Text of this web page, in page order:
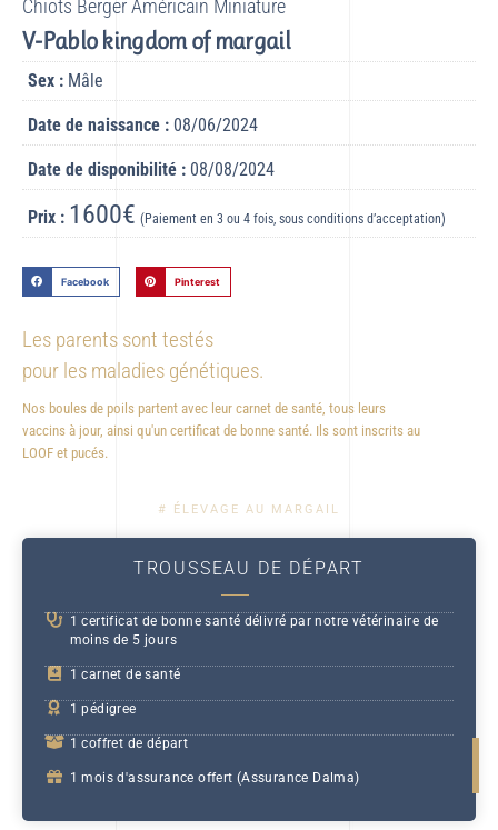
Chiots Berger Américain Miniature
V-Pablo kingdom of margail
Sex : Mâle
Date de naissance : 08/06/2024
Date de disponibilité : 08/08/2024
Prix : 1600€ (Paiement en 3 ou 4 fois, sous conditions d’acceptation)
Facebook Pinterest
Les parents sont testés
pour les maladies génétiques.
Nos boules de poils partent avec leur carnet de santé, tous leurs
vaccins à jour, ainsi qu'un certificat de bonne santé. Ils sont inscrits au
LOOF et pucés.
# ÉLEVAGE AU MARGAIL
TROUSSEAU DE DÉPART
1 certificat de bonne santé délivré par notre vétérinaire de
moins de 5 jours
1 carnet de santé
1 pédigree
1 coffret de départ
1 mois d'assurance offert (Assurance Dalma)